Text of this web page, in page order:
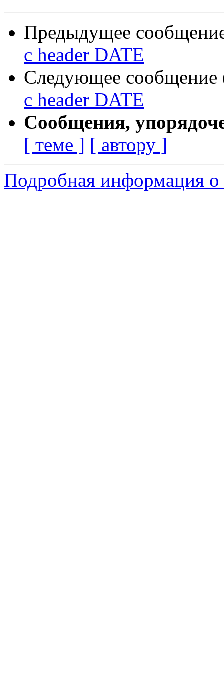
Предыдущее
с header DATE
Следующее сообщение
с header DATE
Сообщения,
[ теме ] [ автору ]
Подробная информация